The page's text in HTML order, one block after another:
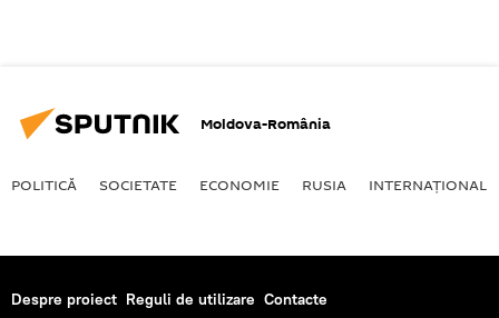
Moldova-România
POLITICĂ SOCIETATE ECONOMIE RUSIA INTERNAŢIONAL
Despre proiect Reguli de utilizare Contacte